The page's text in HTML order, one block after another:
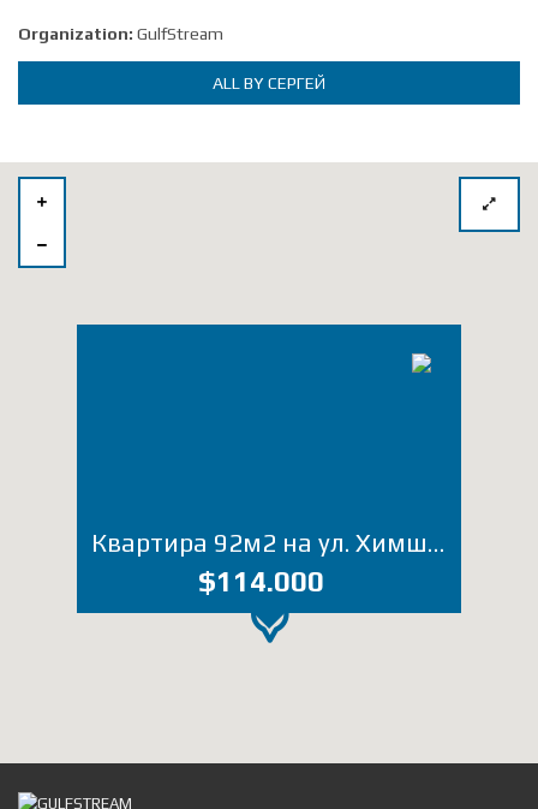
Organization: GulfStream
ALL BY СЕРГЕЙ
Квартира 92м2 на ул. Химшиашвили (Лот 1299ЕД)
$114.000